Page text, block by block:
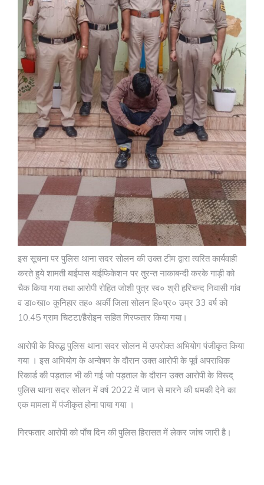
इस सूचना पर पुलिस थाना सदर सोलन की उक्त टीम द्वारा त्वरित कार्यवाही
करते हुये शामती बाईपास बाईफिकेशन पर तुरन्त नाकाबन्दी करके गाड़ी को
चैक किया गया तथा आरोपी रोहित जोशी पुत्र स्व० श्री हरिचन्द निवासी गांव
व डा०खा० कुनिहार तह० अर्की जिला सोलन हि०प्र० उम्र 33 वर्ष को
10.45 ग्राम चिटटा/हैरोइन सहित गिरफतार किया गया।
आरोपी के विरुद्ध पुलिस थाना सदर सोलन में उपरोक्त अभियोग पंजीकृत किया
गया । इस अभियोग के अन्वेषण के दौरान उक्त आरोपी के पूर्व अपराधिक
रिकार्ड की पड़ताल भी की गई जो पड़ताल के दौरान उक्त आरोपी के विरूद्
पुलिस थाना सदर सोलन में वर्ष 2022 में जान से मारने की धमकी देने का
एक मामला में पंजीकृत होना पाया गया ।
गिरफतार आरोपी को पाँच दिन की पुलिस हिरासत में लेकर जांच जारी है।